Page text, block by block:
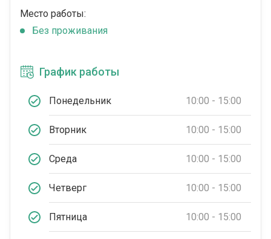
Место работы:
Без проживания
График работы
Понедельник 10:00 - 15:00
Вторник 10:00 - 15:00
Среда 10:00 - 15:00
Четверг 10:00 - 15:00
Пятница 10:00 - 15:00